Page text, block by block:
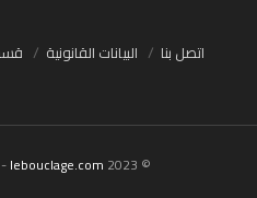
اتصل بنا البيانات القانونية
© 2023
lebouclage.com